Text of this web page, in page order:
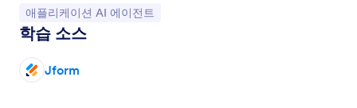
카테고리로 이동:
애플리케이션 AI 에이전트
학습 소스
Jform